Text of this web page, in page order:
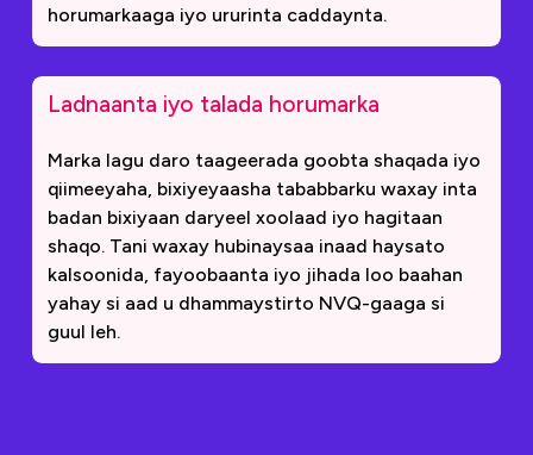
horumarkaaga iyo ururinta caddaynta.
Ladnaanta iyo talada horumarka
Marka lagu daro taageerada goobta shaqada iyo
qiimeeyaha, bixiyeyaasha tababbarku waxay inta
badan bixiyaan daryeel xoolaad iyo hagitaan
shaqo. Tani waxay hubinaysaa inaad haysato
kalsoonida, fayoobaanta iyo jihada loo baahan
yahay si aad u dhammaystirto NVQ-gaaga si
guul leh.